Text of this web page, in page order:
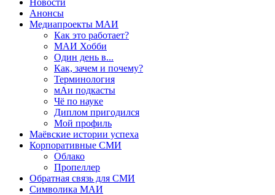
Анонсы
Медиапроекты МАИ
Как это работает?
МАИ Хобби
Один день в...
Как, зачем и почему?
Терминология
мАи подкасты
Чё по науке
Диплом пригодился
Мой профиль
Маёвские истории успеха
Корпоративные СМИ
Облако
Пропеллер
Обратная связь для СМИ
Символика МАИ